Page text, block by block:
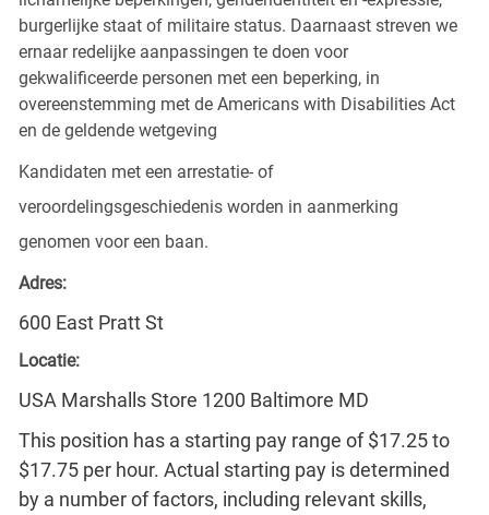
burgerlijke staat of militaire status. Daarnaast streven we
ernaar redelijke aanpassingen te doen voor
gekwalificeerde personen met een beperking, in
overeenstemming met de Americans with Disabilities Act
en de geldende wetgeving
Kandidaten met een arrestatie- of
veroordelingsgeschiedenis worden in aanmerking
genomen voor een baan.
Adres:
600 East Pratt St
Locatie:
USA Marshalls Store 1200 Baltimore MD
This position has a starting pay range of $17.25 to
$17.75 per hour. Actual starting pay is determined
by a number of factors, including relevant skills,